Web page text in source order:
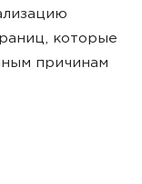
которые
причинам